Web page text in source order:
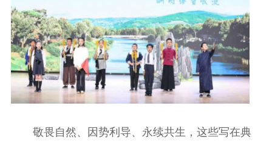
敬畏自然、因势利导、永续共生，这些写在典